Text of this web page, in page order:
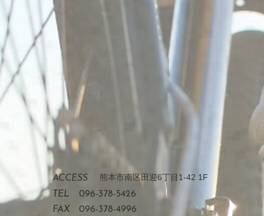
ACCESS 熊本市南区田迎6丁目1-42 1F
TEL
096-378-5426
FAX
096-378-4996